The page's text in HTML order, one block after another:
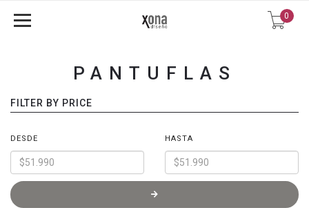
0
PANTUFLAS
FILTER BY PRICE
DESDE HASTA